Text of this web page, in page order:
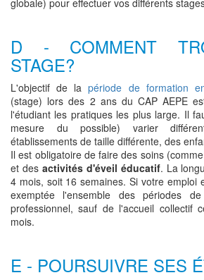
globale) pour effectuer vos différents
D - COMMENT
STAGE?
L'objectif de lapériode de formation
(stage) lors des 2 ans du CAP AEPE
l'étudiant les pratiques les plus large. Il
mesure du possible) varier
établissements de taille différente, des
Il est obligatoire de faire des soins
et des activités d'éveil éducatif. La
4 mois, soit 16 semaines. Si votre emploi
exemptée l'ensemble des périodes
professionnel, sauf de l'accueil collectif
mois.
E - POURSUIVRE SES